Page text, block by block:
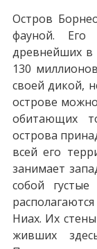
Остров
фауной. Его
древнейших в
130
своей дикой,
острове
обитающих
острова
всей его
занимает
собой
Ниах. Их
живших